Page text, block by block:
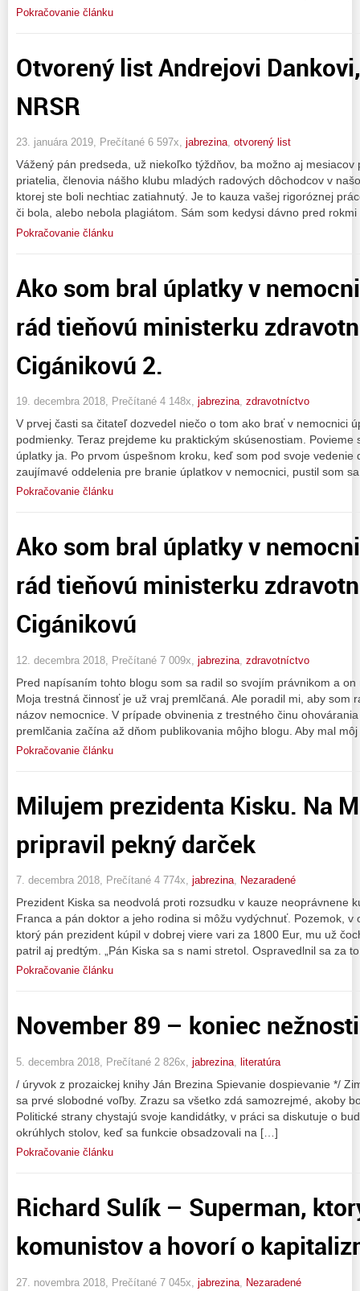
Pokračovanie článku
Otvorený list Andrejovi
NRSR
23. januára 2019, Prečítané 6 597x, jabrezina, otvorený list
Vážený pán predseda, už niekoľko týždňov, ba možno aj
priatelia, členovia nášho klubu mladých radových dôchodcov v
ktorej ste boli nechtiac zatiahnutý. Je to kauza vašej rigoróznej
či bola, alebo nebola plagiátom. Sám som kedysi dávno pred
Pokračovanie článku
Ako som bral úplatky v
rád tieňovú ministerku
Cigánikovú 2.
19. decembra 2018, Prečítané 4 148x, jabrezina, zdravotníctvo
V prvej časti sa čitateľ dozvedel niečo o tom ako brať v nemocnici
podmienky. Teraz prejdeme ku praktickým skúsenostiam.
úplatky ja. Po prvom úspešnom kroku, keď som pod svoje vedenie
zaujímavé oddelenia pre branie úplatkov v nemocnici, pustil som
Pokračovanie článku
Ako som bral úplatky v
rád tieňovú ministerku
Cigánikovú
12. decembra 2018, Prečítané 7 009x, jabrezina zdravotníctvo
Pred napísaním tohto blogu som sa radil so svojím právnikom a
Moja trestná činnosť je už vraj premlčaná. Ale poradil mi, aby som
názov nemocnice. V prípade obvinenia z trestného činu
premlčania začína až dňom publikovania môjho blogu. Aby mal
Pokračovanie článku
Milujem prezidenta Kisku. Na
pripravil pekný darček
7. decembra 2018, Prečítané 4 774x, jabrezina, Nezaradené
Prezident Kiska sa neodvolá proti rozsudku v kauze neoprávnene
Franca a pán doktor a jeho rodina si môžu vydýchnuť. Pozemok, v
ktorý pán prezident kúpil v dobrej viere vari za 1800 Eur, mu už
patril aj predtým. „Pán Kiska sa s nami stretol. Ospravedlnil sa za
Pokračovanie článku
November 89 – koniec nežnosti
5. decembra 2018, Prečítané 2 826x, jabrezina literatúra
/ úryvok z prozaickej knihy Ján Brezina Spievanie dospievanie */
sa prvé slobodné voľby. Zrazu sa všetko zdá samozrejmé, akoby
Politické strany chystajú svoje kandidátky, v práci sa diskutuje o
okrúhlych stolov, keď sa funkcie obsadzovali na […]
Pokračovanie článku
Richard Sulík – Superman,
komunistov a hovorí o
27. novembra 2018, Prečítané 7 045x, jabrezina Nezaradené